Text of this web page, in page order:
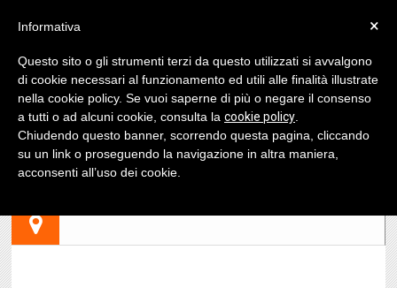
×
Informativa
Questo sito o gli strumenti terzi da questo utilizzati si avvalgono
di cookie necessari al funzionamento ed utili alle finalità illustrate
nella cookie policy. Se vuoi saperne di più o negare il consenso
a tutti o ad alcuni cookie, consulta la cookie policy
Chiudendo questo banner, scorrendo questa pagina, cliccando
su un link o proseguendo la navigazione in altra maniera,
acconsenti all’uso dei cookie.